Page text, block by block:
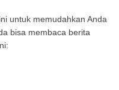
untuk memudahkan Anda
bisa membaca berita